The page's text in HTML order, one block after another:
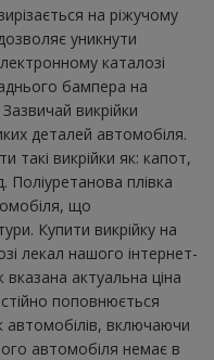
на ріжучому
уникнути
каталозі
бампера на
викрійки
деталей автомобіля.
викрійки як: капот,
Поліуретанова плівка
що
Купити викрійку на
лекал нашого інтернет-
актуальна ціна
поповнюється
автомобілів, включаючи
автомобіля немає в